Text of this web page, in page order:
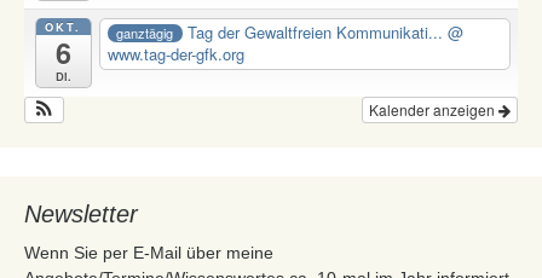
OKT.
6
Di.
ganztägig Tag der Gewaltfreien Kommunikati...@
www.tag-der-gfk.org
Kalender anzeigen
Newsletter
Wenn Sie per E-Mail über meine